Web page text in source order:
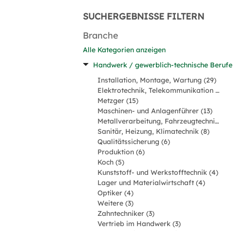
SUCHERGEBNISSE FILTERN
Branche
Alle Kategorien anzeigen
Handwerk / gewerblich-technische Berufe
Installation, Montage, Wartung (29)
Elektrotechnik, Telekommunikation (21)
Metzger (15)
Maschinen- und Anlagenführer (13)
Metallverarbeitung, Fahrzeugtechnik (11)
Sanitär, Heizung, Klimatechnik (8)
Qualitätssicherung (6)
Produktion (6)
Koch (5)
Kunststoff- und Werkstofftechnik (4)
Lager und Materialwirtschaft (4)
Optiker (4)
Weitere (3)
Zahntechniker (3)
Vertrieb im Handwerk (3)